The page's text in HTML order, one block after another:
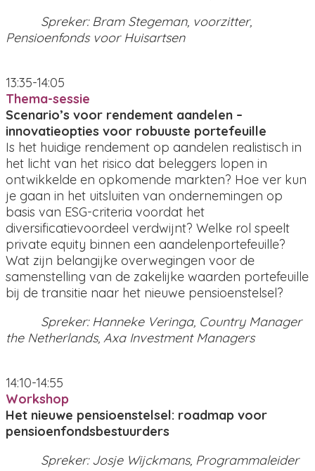
Spreker:Bram Stegeman, voorzitter,
Pensioenfonds voor Huisartsen
13:35-14:05
Thema-sessie
Scenario’s voor rendement aandelen –
innovatieopties voor robuuste portefeuille
Is het huidige rendement op aandelen realistisch in
het licht van het risico dat beleggers lopen in
ontwikkelde en opkomende markten? Hoe ver kun
je gaan in het uitsluiten van ondernemingen op
basis van ESG-criteria voordat het
diversificatievoordeel verdwijnt? Welke rol speelt
private equity binnen een aandelenportefeuille?
Wat zijn belangijke overwegingen voor de
samenstelling van de zakelijke waarden portefeuille
bij de transitie naar het nieuwe pensioenstelsel?
Spreker: Hanneke Veringa, Country Manager
the Netherlands, Axa Investment Managers
14:10-14:55
Workshop
Het nieuwe pensioenstelsel: roadmap voor
pensioenfondsbestuurders
Spreker: Josje Wijckmans, Programmaleider